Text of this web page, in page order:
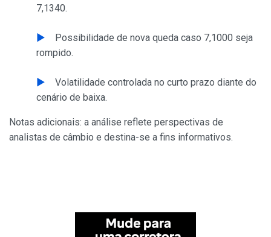
7,1340.
Possibilidade de nova queda caso 7,1000 seja
rompido.
Volatilidade controlada no curto prazo diante do
cenário de baixa.
Notas adicionais: a análise reflete perspectivas de
analistas de câmbio e destina-se a fins informativos.